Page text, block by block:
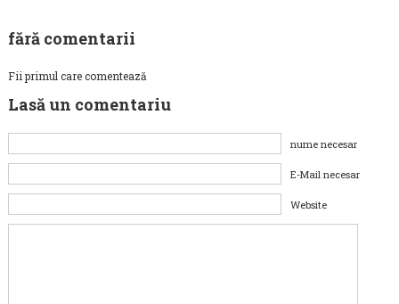
fără comentarii
Fii primul care comentează
Lasă un comentariu
nume necesar
E-Mail necesar
Website